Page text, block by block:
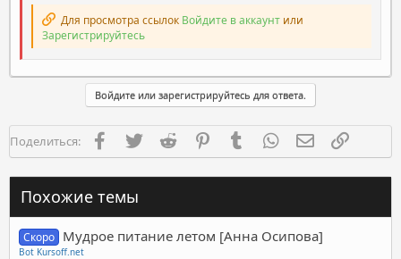
Для просмотра ссылок Войдите в аккаунт или
Зарегистрируйтесь
Войдите или зарегистрируйтесь для ответа.
Поделиться: FacebookTwitter Reddit PinterestTumblr WhatsAppЭлектронная
Похожие темы
Скоро Мудрое питание летом [Анна Осипова]
Bot Kursoff.net